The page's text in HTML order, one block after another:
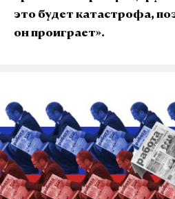
это будет катастрофа,
он проиграет».